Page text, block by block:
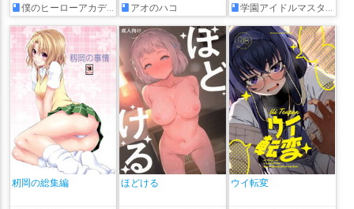
僕のヒーローアカデミア アオのハコ 学園アイドルマスター
籾岡の総集編 ほどける ウイ転変